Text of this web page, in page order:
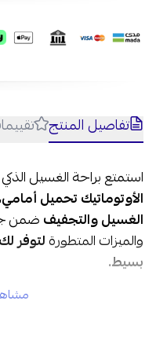
تفاصيل المنتج
استمتع براحة الغسيل
الأوتوماتيك تحميل
الغسيل والتجفيفضمن
والميزات المتطورةلتوفر
بسيط.